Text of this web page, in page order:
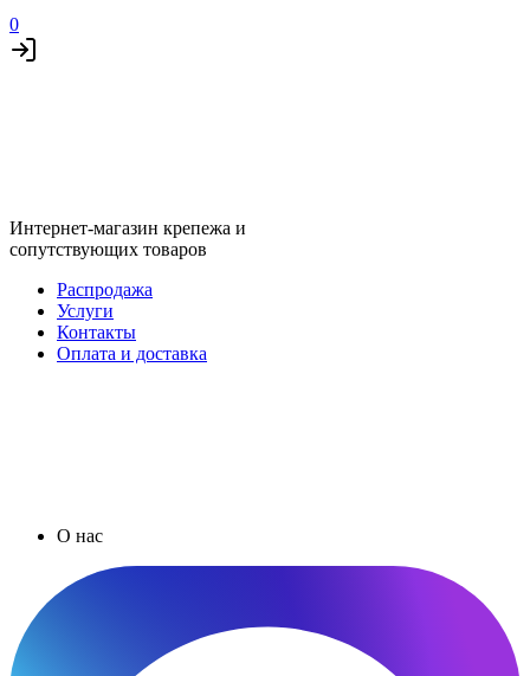
0
Интернет-магазин крепежа и
сопутствующих товаров
Распродажа
Услуги
Контакты
Оплата и доставка
О нас